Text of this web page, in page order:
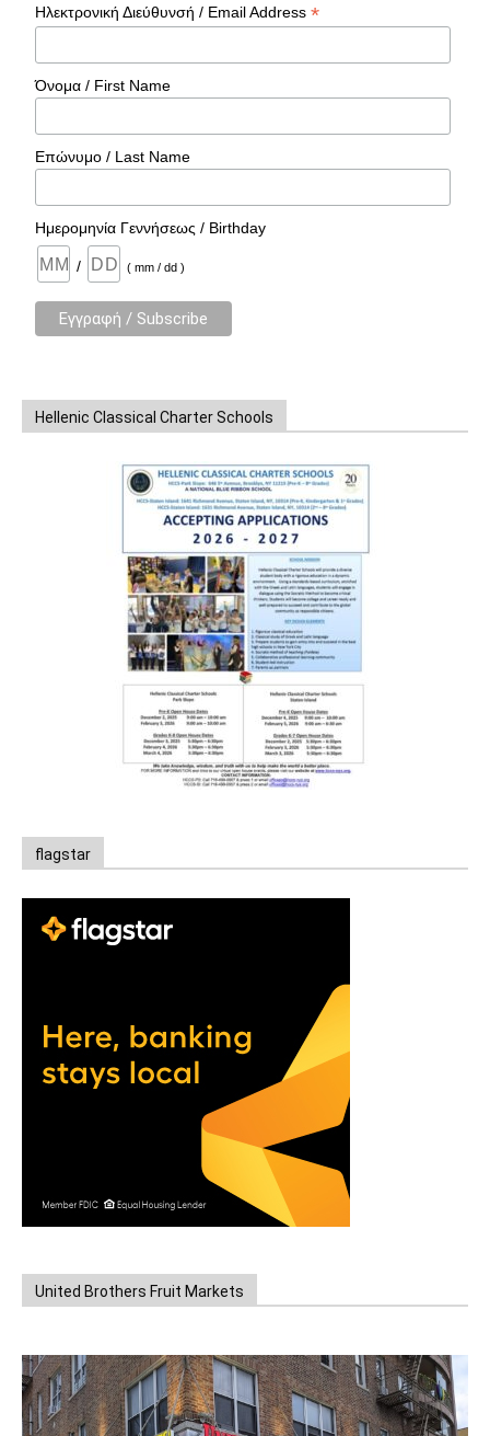
Ηλεκτρονική Διεύθυνσή / Email Address*
Όνομα / First Name
Επώνυμο / Last Name
Ημερομηνία Γεννήσεως / Birthday
/ ( mm / dd )
Hellenic Classical Charter Schools
flagstar
United Brothers Fruit Markets